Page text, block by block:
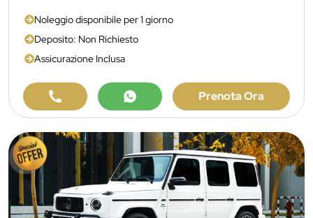
Noleggio disponibile per 1 giorno
Deposito: Non Richiesto
Assicurazione Inclusa
Prenota Ora